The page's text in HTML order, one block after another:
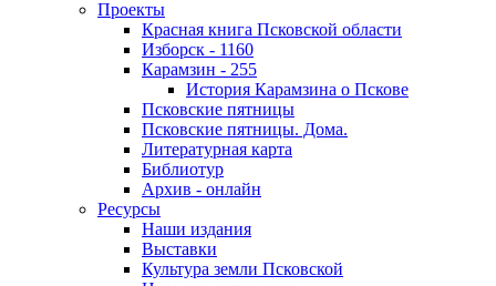
Проекты
Красная книга Псковской области
Изборск - 1160
Карамзин - 255
История Карамзина о Пскове
Псковские пятницы
Псковские пятницы. Дома.
Литературная карта
Библиотур
Архив - онлайн
Ресурсы
Наши издания
Выставки
Культура земли Псковской